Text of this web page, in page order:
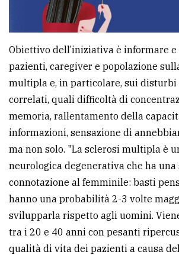
Obiettivo dell’iniziativa è informare
pazienti, caregiver e popolazione
multipla e, in particolare, sui
correlati, quali difficoltà di
memoria, rallentamento della
informazioni, sensazione di
ma non solo. "La sclerosi multipla è
neurologica degenerativa che ha una
connotazione al femminile: basti
hanno una probabilità 2-3 volte
svilupparla rispetto agli uomini.
tra i 20 e 40 anni con pesanti
qualità di vita dei pazienti a causa